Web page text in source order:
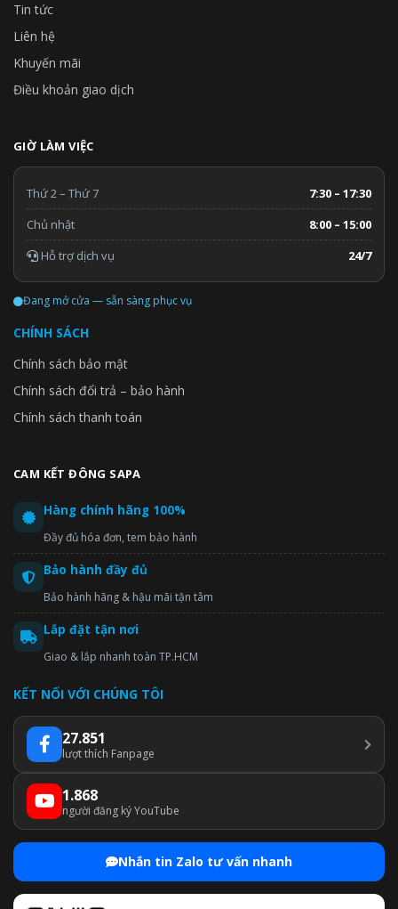
Tin tức
Liên hệ
Khuyến mãi
Điều khoản giao dịch
GIỜ LÀM VIỆC
Thứ 2 – Thứ 7
7:30 – 17:30
Chủ nhật
8:00 – 15:00
Hỗ trợ dịch vụ
24/7
Đang mở cửa — sẵn sàng phục vụ
CHÍNH SÁCH
Chính sách bảo mật
Chính sách đổi trả – bảo hành
Chính sách thanh toán
CAM KẾT ĐÔNG SAPA
Hàng chính hãng 100%
Đầy đủ hóa đơn, tem bảo hành
Bảo hành đầy đủ
Bảo hành hãng & hậu mãi tận tâm
Lắp đặt tận nơi
Giao & lắp nhanh toàn TP.HCM
KẾT NỐI VỚI CHÚNG TÔI
27.851
lượt thích Fanpage
1.868
người đăng ký YouTube
Nhắn tin Zalo tư vấn nhanh